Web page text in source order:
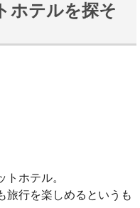
ホテルを探そ
ホテル。
旅行を楽しめるというも